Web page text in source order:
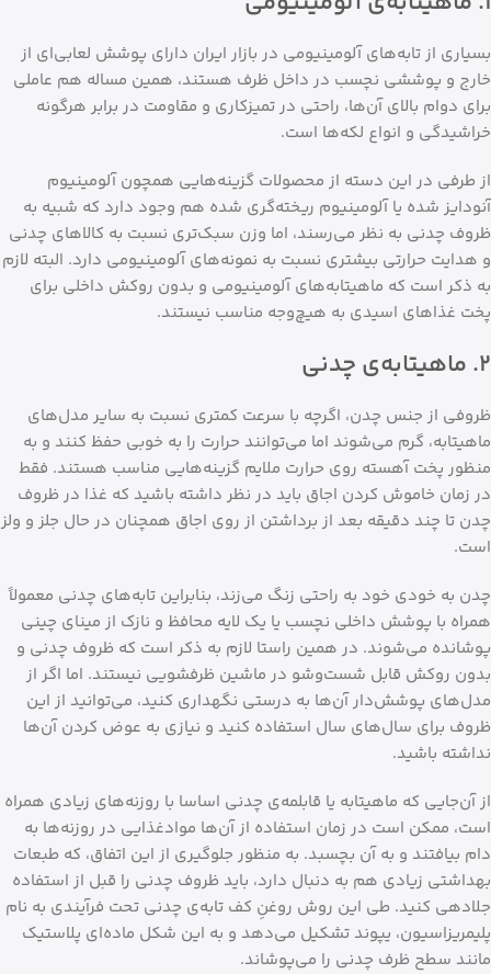
بسیاری از تابه‌های آلومینیومی در بازار ایران دارای پوشش لعابی‌ای از
خارج و پوششی نچسب در داخل ظرف هستند، همین مساله هم عاملی
برای دوام بالای آن‌ها، راحتی در تمیزکاری و مقاومت در برابر هرگونه
خراشیدگی و انواع لکه‌ها است.
از طرفی در این دسته از محصولات گزینه‌هایی همچون آلومینیوم
آنودایز شده یا آلومینیوم ریخته‌گری شده هم وجود دارد که شبیه به
ظروف چدنی به نظر می‌رسند، اما وزن سبک‌تری نسبت به کالاهای چدنی
و هدایت حرارتی بیشتری نسبت به نمونه‌های آلومینیومی دارد. البته لازم
به ذکر است که ماهیتابه‌‌های آلومینیومی و بدون روکش داخلی برای
پخت غذاهای اسیدی به هیچ‌وجه مناسب نیستند.
۲. ماهیتابه‌ی چدنی
ظروفی از جنس چدن، اگرچه با سرعت کمتری نسبت به سایر مدل‌های
ماهیتابه، گرم می‌شوند اما می‌توانند حرارت را به خوبی حفظ کنند و به
منظور پخت آهسته روی حرارت ملایم گزینه‌هایی مناسب هستند. فقط
در زمان خاموش کردن اجاق باید در نظر داشته باشید که غذا در ظروف
چدن تا چند دقیقه بعد از برداشتن از روی اجاق همچنان در حال جلز و ولز
است.
چدن به خودی خود به راحتی زنگ می‌زند، بنابراین تابه‌های چدنی معمولاً
همراه با پوشش داخلی نچسب یا یک لایه محافظ و نازک از مینای چینی
پوشانده می‌شوند. در همین راستا لازم به ذکر است که ظروف چدنی و
بدون روکش قابل شست‌وشو در ماشین ظرفشویی نیستند. اما اگر از
مدل‌های پوشش‌دار آن‌ها به درستی نگهداری کنید، می‌توانید از این
ظروف برای سال‌های سال استفاده کنید و نیازی به عوض کردن آن‌ها
نداشته باشید.
از آن‌جایی که ماهیتابه یا قابلمه‌ی چدنی اساسا با روزنه‌های زیادی همراه
است، ممکن است در زمان استفاده از آن‌ها موادغذایی در روزنه‌ها به
دام بیافتند و به آن بچسبد. به منظور جلوگیری از این اتفاق، که طبعات
بهداشتی زیادی هم به دنبال دارد، باید ظروف چدنی را قبل از استفاده
جلادهی کنید. طی این روش روغنِ کف تابه‌ی چدنی تحت فرآیندی به نام
پلیمریزاسیون، یپوند تشکیل می‌دهد و به این شکل ماده‌ای پلاستیک
مانند سطح ظرف چدنی را می‌پوشاند.